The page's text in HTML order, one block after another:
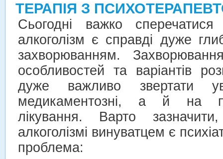
ТЕРАПІЯ З
Сьогодні важко
алкоголізм є справді дуже
захворюванням.
особливостей та варіантів
дуже важливо звертати
медикаментозні, а й на
лікування. Варто
алкоголізмі винуватцем є
проблема: